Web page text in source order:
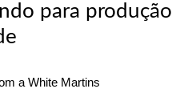
para produção
a White Martins